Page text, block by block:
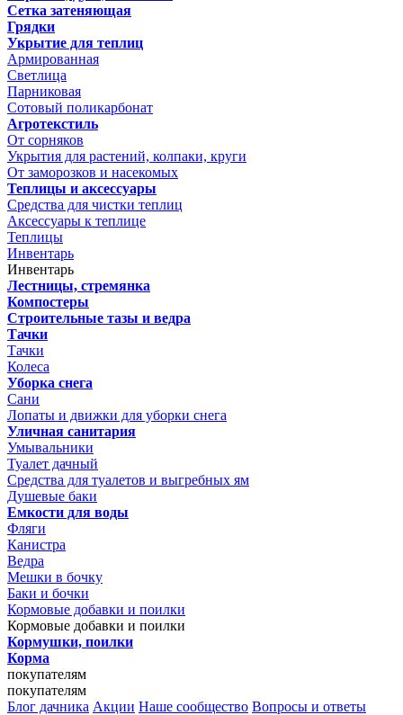
Сетка затеняющая
Грядки
Укрытие для теплиц
Армированная
Светлица
Парниковая
Сотовый поликарбонат
Агротекстиль
От сорняков
Укрытия для растений, колпаки, круги
От заморозков и насекомых
Теплицы и аксессуары
Средства для чистки теплиц
Аксессуары к теплице
Теплицы
Инвентарь
Инвентарь
Лестницы, стремянка
Компостеры
Строительные тазы и ведра
Тачки
Тачки
Колеса
Уборка снега
Сани
Лопаты и движки для уборки снега
Уличная санитария
Умывальники
Туалет дачный
Средства для туалетов и выгребных ям
Душевые баки
Емкости для воды
Фляги
Канистра
Ведра
Мешки в бочку
Баки и бочки
Кормовые добавки и поилки
Кормовые добавки и поилки
Кормушки, поилки
Корма
покупателям
покупателям
Блог дачника Акции Наше сообщество Вопросы и ответы